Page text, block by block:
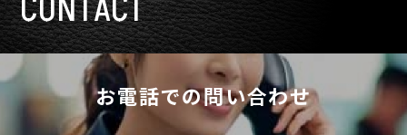
お電話での問い合わせ